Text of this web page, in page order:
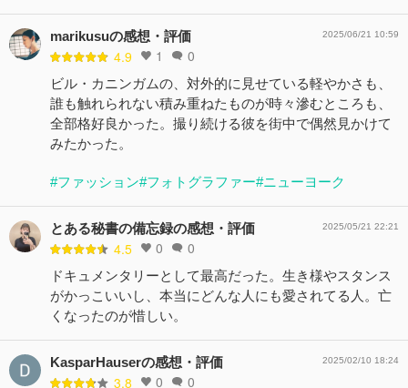
marikusuの感想・評価
4.9 1 0
2025/06/21 10:59
ビル・カニンガムの、対外的に見せている軽やかさも、
誰も触れられない積み重ねたものが時々滲むところも、
全部格好良かった。撮り続ける彼を街中で偶然見かけて
みたかった。
#ファッション#フォトグラファー#ニューヨーク
とある秘書の備忘録の感想・評価
4.5 0 0
2025/05/21 22:21
ドキュメンタリーとして最高だった。生き様やスタンス
がかっこいいし、本当にどんな人にも愛されてる人。亡
くなったのが惜しい。
KasparHauserの感想・評価
3.8 0 0
2025/02/10 18:24